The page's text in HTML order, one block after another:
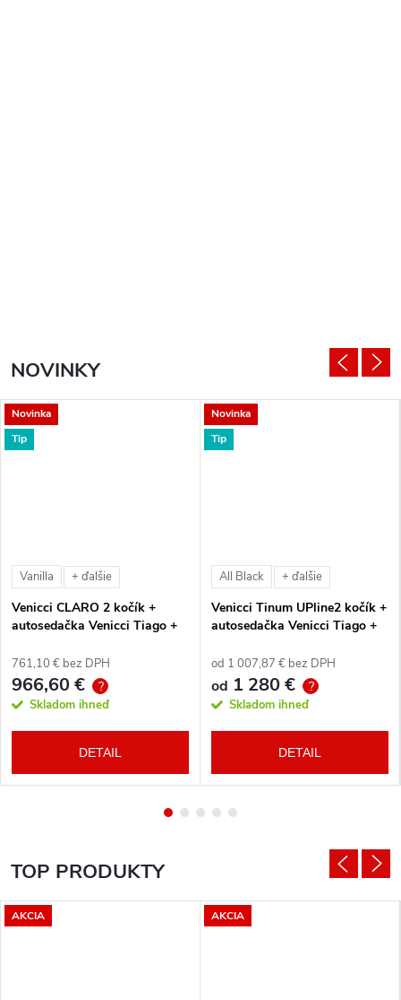
NOVINKY
Novinka
Tip
Vanilla + ďalšie
Venicci CLARO 2 kočík +
autosedačka Venicci Tiago +
761,10 € bez DPH
966,60 € ?
Skladom ihneď
DETAIL
Novinka
Tip
All Black + ďalšie
Venicci Tinum UPline2 kočík +
autosedačka Venicci Tiago +
od 1 007,87 € bez DPH
od 1 280 € ?
Skladom ihneď
DETAIL
TOP PRODUKTY
AKCIA AKCIA